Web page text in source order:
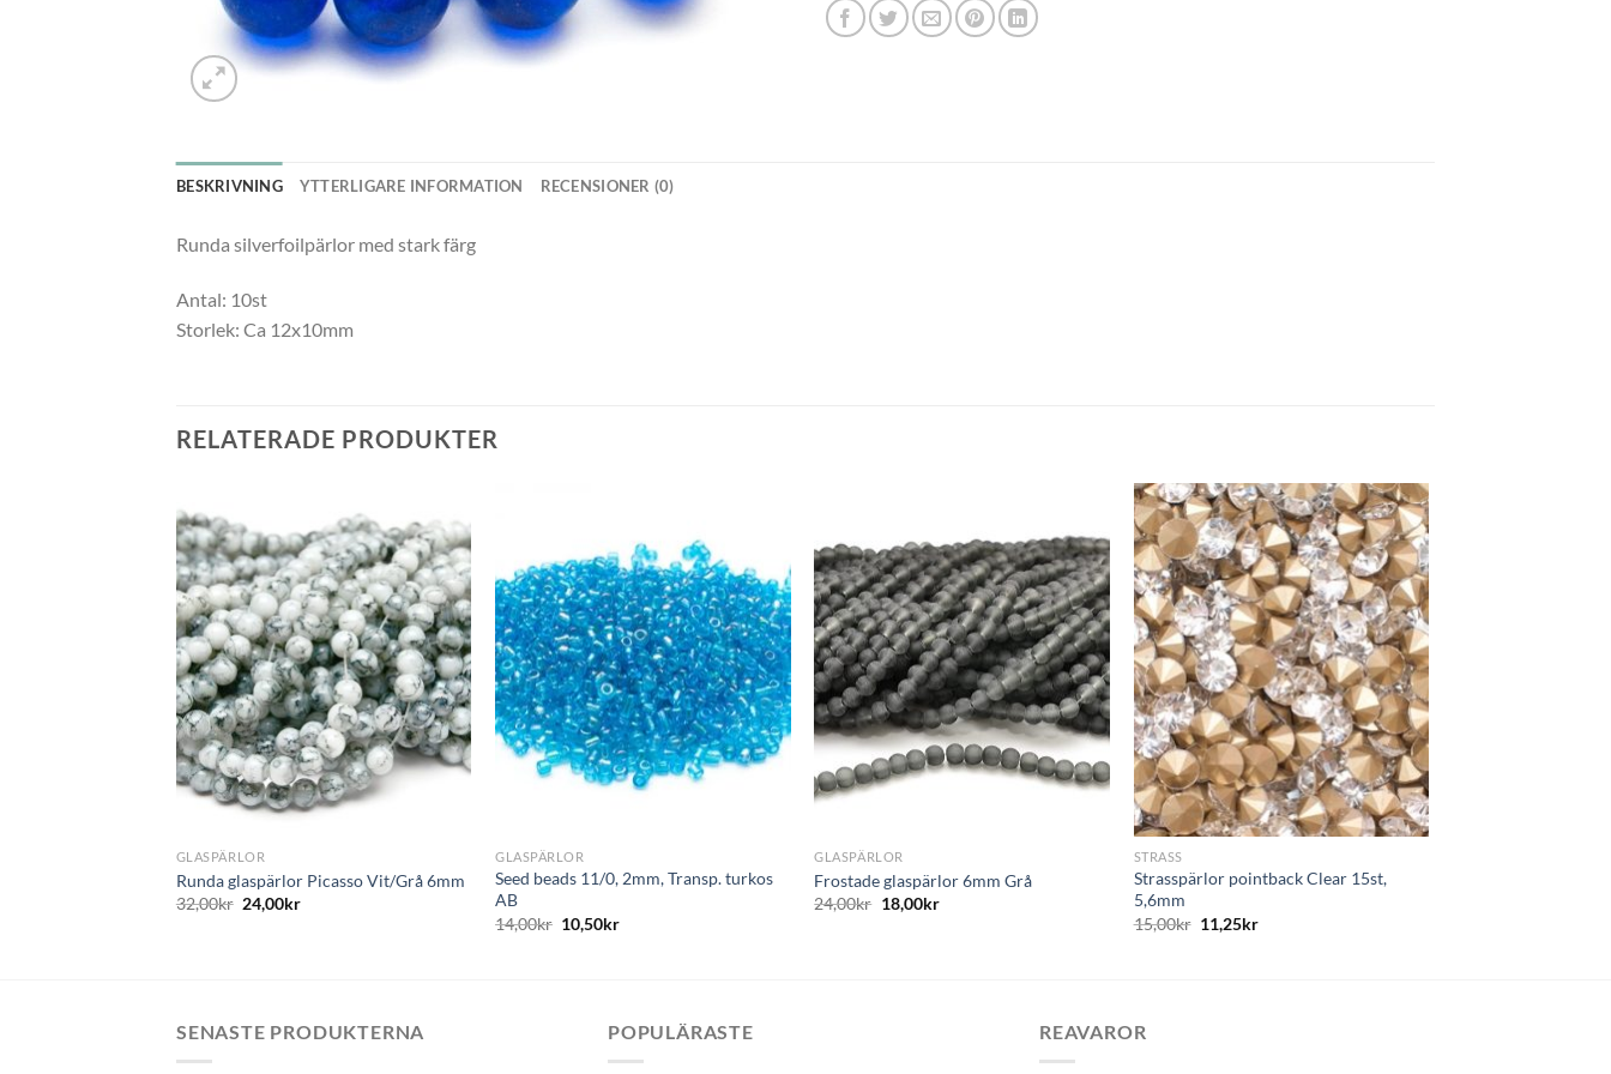
BESKRIVNING YTTERLIGARE INFORMATION RECENSIONER (0)
Runda silverfoilpärlor med stark färg
Antal: 10st
Storlek: Ca 12x10mm
RELATERADE PRODUKTER
Lägg
till i
önskelistan
GLASPÄRLOR
Runda glaspärlor Picasso Vit/Grå 6mm
32,00kr 24,00kr
Lägg
till i
önskelistan
GLASPÄRLOR
Seed beads 11/0, 2mm, Transp. turkos
AB
14,00kr 10,50kr
Lägg
till i
önskelistan
GLASPÄRLOR
Frostade glaspärlor 6mm Grå
24,00kr 18,00kr
Lägg
till i
önskelistan
+
STRASS
Strasspärlor pointback Clear 15st,
5,6mm
15,00kr 11,25kr
SENASTE PRODUKTERNA POPULÄRASTE REAVAROR